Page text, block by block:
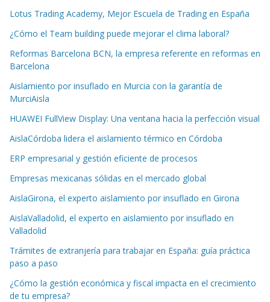
Lotus Trading Academy, Mejor Escuela de Trading en España
¿Cómo el Team building puede mejorar el clima laboral?
Reformas Barcelona BCN, la empresa referente en reformas en
Barcelona
Aislamiento por insuflado en Murcia con la garantía de
MurciAisla
HUAWEI FullView Display: Una ventana hacia la perfección visual
AislaCórdoba lidera el aislamiento térmico en Córdoba
ERP empresarial y gestión eficiente de procesos
Empresas mexicanas sólidas en el mercado global
AislaGirona, el experto aislamiento por insuflado en Girona
AislaValladolid, el experto en aislamiento por insuflado en
Valladolid
Trámites de extranjería para trabajar en España: guía práctica
paso a paso
¿Cómo la gestión económica y fiscal impacta en el crecimiento
de tu empresa?